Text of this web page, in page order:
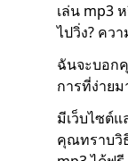
เล่น mp3
ไปวิ่ง? คว
ฉันจะบอก
การที่ง่าย
มีเว็บไซต์
คุณทราบวิ